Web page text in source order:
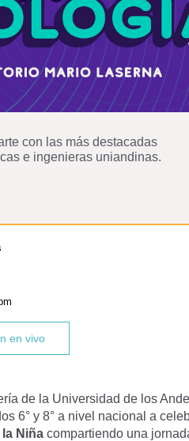
con las más destacadas
e ingenieras uniandinas.
en vivo
de la Universidad de los
6° y 8° a nivel nacional a
Niña compartiendo una